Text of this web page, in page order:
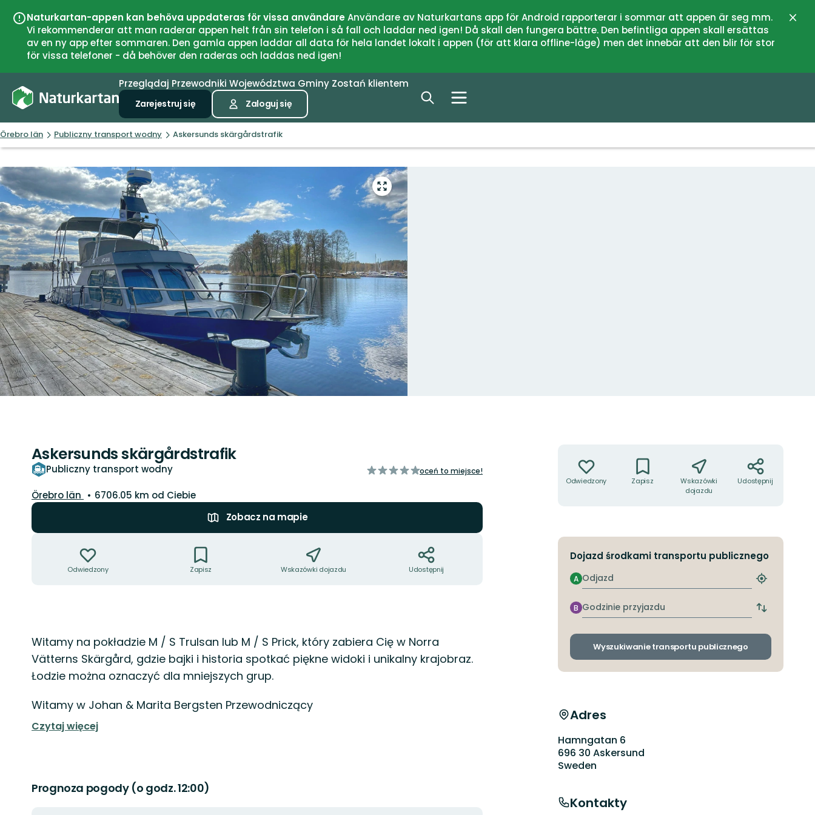
Naturkartan-appen kan behöva uppdateras för vissa användareAnvändare av Naturkartans app för Android rapporterar i sommar att appen är seg mm.
Vi rekommenderar att man raderar appen helt från sin telefon i så fall och laddar ned igen! Då skall den fungera bättre. Den befintliga appen skall ersättas
av en ny app efter sommaren. Den gamla appen laddar all data för hela landet lokalt i appen (för att klara offline-läge) men det innebär att den blir för stor
för vissa telefoner - då behöver den raderas och laddas ned igen!
Przeglądaj Przewodniki Województwa Gminy Zostań klientem
Zarejestruj się Zaloguj się
Örebro län Publiczny transport wodny Askersunds skärgårdstrafik
Przejdź
do
trybu
pełnoekranowego
Askersunds skärgårdstrafik
Publiczny transport wodny
z
oceń to miejsce!
Województwo:
Örebro län
6706.05 km od Ciebie
Zobacz na mapie
Odwiedzony Zapisz Wskazówki dojazdu Udostępnij
Opis
Witamy na pokładzie M / S Trulsan lub M / S Prick, który zabiera Cię w Norra
Vätterns Skärgård, gdzie bajki i historia spotkać piękne widoki i unikalny krajobraz.
Łodzie można oznaczyć dla mniejszych grup.
Witamy w Johan & Marita Bergsten Przewodniczący
Czytaj więcej
Prognoza pogody (o godz. 12:00)
Odwiedzony Zapisz
Wskazówki
dojazdu
Udostępnij
Dojazd środkami transportu publicznego
Odjazd
A
Znajdź
przystanek
Godzinie
przyjazdu
B
Zmiana
odjazdu
przyjazdu
Wyszukiwanie transportu publicznego
Adres
Hamngatan 6
696 30 Askersund
Sweden
Kontakty